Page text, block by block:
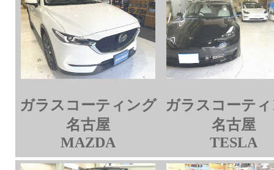
ガラスコーティング
名古屋
MAZDA
ガラスコーテ
名古屋
TESLA